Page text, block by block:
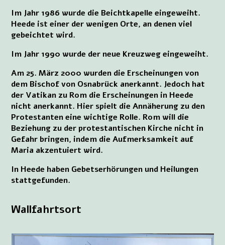
Im Jahr 1986 wurde die Beichtkapelle eingeweiht.
Heede ist einer der wenigen Orte, an denen viel
gebeichtet wird.
Im Jahr 1990 wurde der neue Kreuzweg eingeweiht.
Am 25. März 2000 wurden die Erscheinungen von
dem Bischof von Osnabrück anerkannt. Jedoch hat
der Vatikan zu Rom die Erscheinungen in Heede
nicht anerkannt. Hier spielt die Annäherung zu den
Protestanten eine wichtige Rolle. Rom will die
Beziehung zu der protestantischen Kirche nicht in
Gefahr bringen, indem die Aufmerksamkeit auf
Maria akzentuiert wird.
In Heede haben Gebetserhörungen und Heilungen
stattgefunden.
Wallfahrtsort